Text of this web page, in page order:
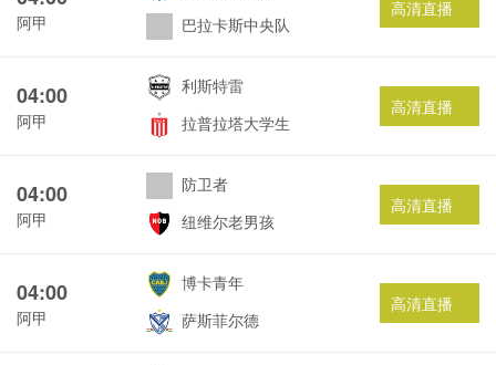
阿甲
巴拉卡斯中央队
高清直播
04:00
阿甲
利斯特雷
拉普拉塔大学生
高清直播
04:00
阿甲
防卫者
纽维尔老男孩
高清直播
04:00
阿甲
博卡青年
萨斯菲尔德
高清直播